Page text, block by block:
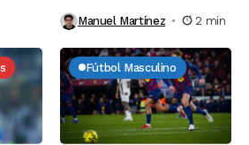
Manuel Martínez 2 min
Fútbol Masculino